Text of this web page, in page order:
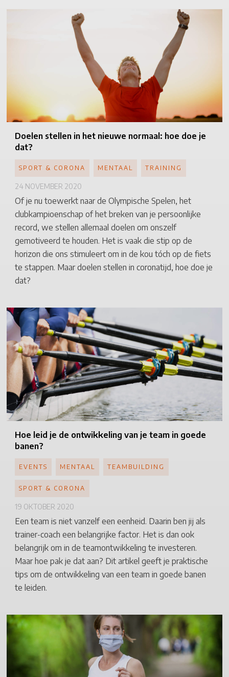
Doelen stellen in het nieuwe normaal: hoe doe je
dat?
Of je nu toewerkt naar de Olympische Spelen, het
clubkampioenschap of het breken van je persoonlijke
record, we stellen allemaal doelen om onszelf
gemotiveerd te houden. Het is vaak die stip op de
horizon die ons stimuleert om in de kou tóch op de fiets
te stappen. Maar doelen stellen in coronatijd, hoe doe je
dat?
SPORT & CORONA MENTAAL TRAINING
24 NOVEMBER 2020
Hoe leid je de ontwikkeling van je team in goede
banen?
Een team is niet vanzelf een eenheid. Daarin ben jij als
trainer-coach een belangrijke factor. Het is dan ook
belangrijk om in de teamontwikkeling te investeren.
Maar hoe pak je dat aan? Dit artikel geeft je praktische
tips om de ontwikkeling van een team in goede banen
te leiden.
EVENTS MENTAAL TEAMBUILDING
SPORT & CORONA
19 OKTOBER 2020